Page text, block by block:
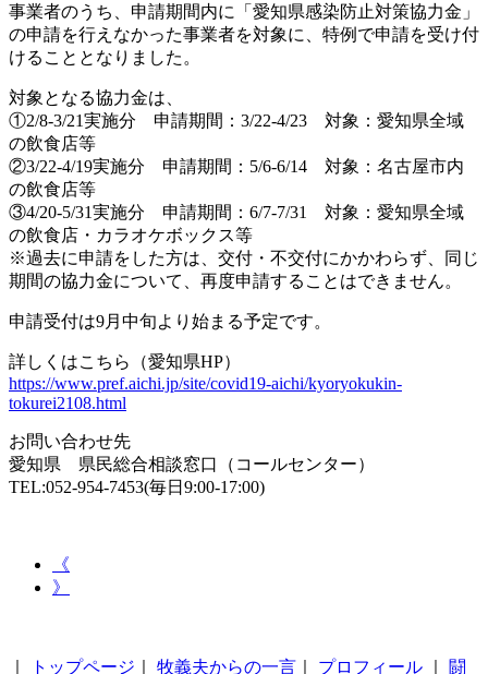
事業者のうち、申請期間内に「愛知県感染防止対策協力金」
の申請を行えなかった事業者を対象に、特例で申請を受け付
けることとなりました。
対象となる協力金は、
①2/8-3/21実施分 申請期間：3/22-4/23 対象：愛知県全域
の飲食店等
②3/22-4/19実施分 申請期間：5/6-6/14 対象：名古屋市内
の飲食店等
③4/20-5/31実施分 申請期間：6/7-7/31 対象：愛知県全域
の飲食店・カラオケボックス等
※過去に申請をした方は、交付・不交付にかかわらず、同じ
期間の協力金について、再度申請することはできません。
申請受付は9月中旬より始まる予定です。
詳しくはこちら（愛知県HP）
https://www.pref.aichi.jp/site/covid19-aichi/kyoryokukin-
tokurei2108.html
お問い合わせ先
愛知県 県民総合相談窓口（コールセンター）
TEL:052-954-7453(毎日9:00-17:00)
《
》
トップページ 牧義夫からの一言 プロフィール 闘